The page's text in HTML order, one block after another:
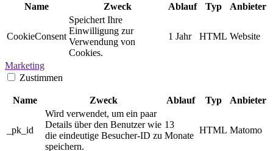
Name Zweck Ablauf Typ Anbieter
CookieConsent
Speichert Ihre
Einwilligung zur
Verwendung von
Cookies.
1 Jahr HTML Website
Marketing
Zustimmen
Name Zweck Ablauf Typ Anbieter
_pk_id
Wird verwendet, um ein paar
Details über den Benutzer wie
die eindeutige Besucher-ID zu
speichern.
13
Monate
HTML Matomo